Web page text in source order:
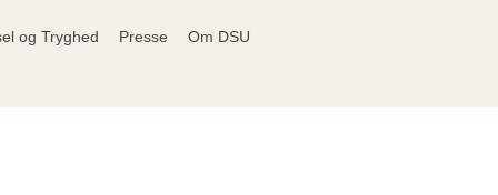
og Tryghed Presse Om DSU